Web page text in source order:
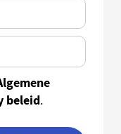
beleid.